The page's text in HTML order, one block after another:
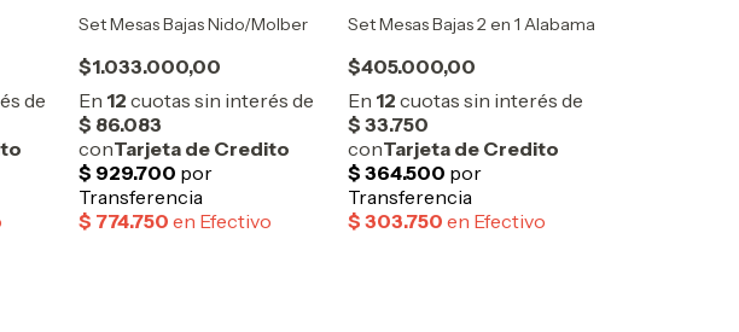
Set Mesas Bajas Nido/Molber
$1.033.000,00
Set Mesas Bajas 2 en 1 Alabama
$405.000,00